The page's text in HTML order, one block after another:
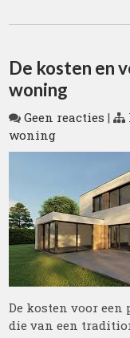
De kosten en
woning
Geen reacties |
woning
De kosten voor
die van een